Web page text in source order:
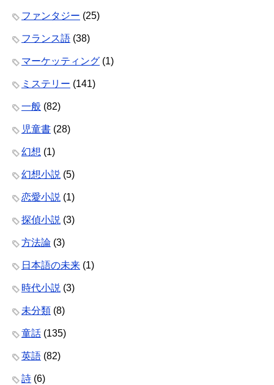
ファンタジー (25)
フランス語 (38)
マーケッティング (1)
ミステリー (141)
一般 (82)
児童書 (28)
幻想 (1)
幻想小説 (5)
恋愛小説 (1)
探偵小説 (3)
方法論 (3)
日本語の未来 (1)
時代小説 (3)
未分類 (8)
童話 (135)
英語 (82)
詩 (6)